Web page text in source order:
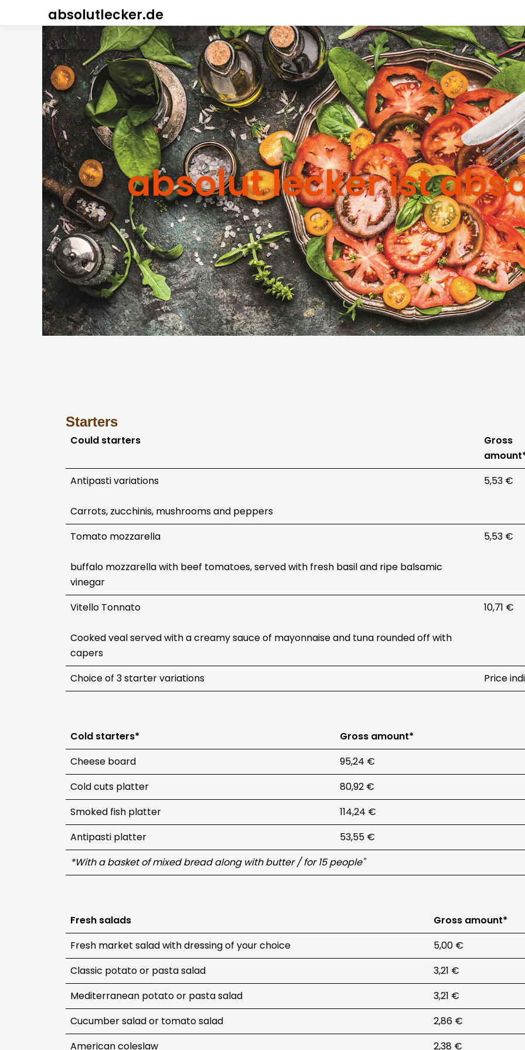
absolutlecker.de
absolut lecker ist
Starters
Could starters
Gross
Antipasti variations
Carrots, zucchinis, mushrooms and peppers
5,53 €
Tomato mozzarella
buffalo mozzarella with beef tomatoes, served with fresh basil and ripe balsamic
vinegar
5,53 €
Vitello Tonnato
Cooked veal served with a creamy sauce of mayonnaise and tuna rounded off with
capers
10,71 €
Choice of 3 starter variations Price
Cold starters*
Gross amount*
Cheese board
95,24 €
Cold cuts platter
80,92 €
Smoked fish platter
114,24 €
Antipasti platter
53,55 €
*With a basket of mixed bread along with butter / for 15 people"
Fresh salads
Gross amount*
Fresh market salad with dressing of your choice
5,00 €
Classic potato or pasta salad
3,21 €
Mediterranean potato or pasta salad
3,21 €
Cucumber salad or tomato salad
2,86 €
American coleslaw
2,38 €